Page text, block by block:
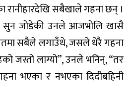
रानीहारदेखि सबैखाले गहना छन् ।
सुन जोडेकी उनले आजभोलि खासै
सबैले लगाउँथे, जसले धेरै गहना
जस्तो लाग्यो”, उनले भनिन्, “तर
भएका र नभएका दिदीबहिनी